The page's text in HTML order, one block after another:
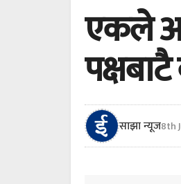
एकले
साझा न्यूज8th